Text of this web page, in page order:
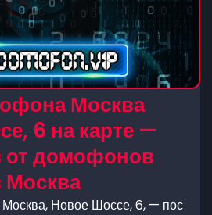
Москва
6 на карте —
от домофонов
Новое Шоссе, 6, — пос